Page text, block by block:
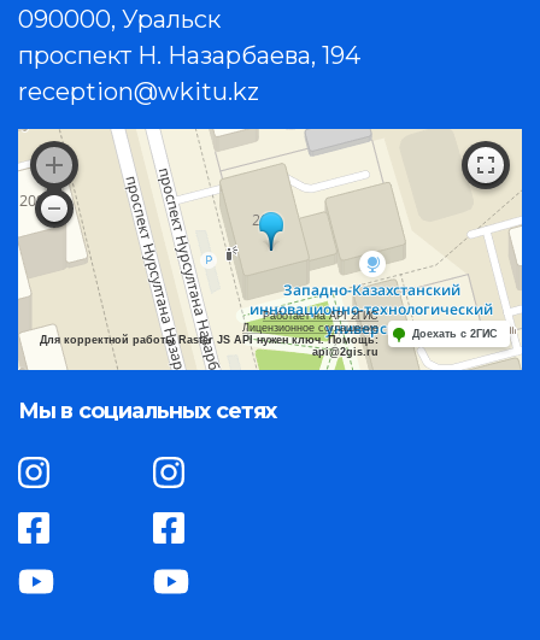
090000, Уральск
проспект Н. Назарбаева, 194
reception@wkitu.kz
Работает на API 2ГИС
Лицензионное соглашение
Для корректной работы Raster JS API нужен ключ. Помощь:
api@2gis.ru
Доехать с 2ГИС
Мы в социальных сетях